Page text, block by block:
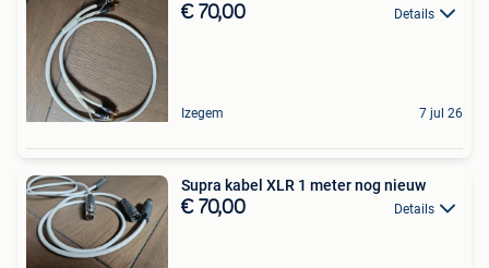
€ 70,00 Details
Izegem 7 jul 26
Supra kabel XLR 1 meter nog nieuw
€ 70,00 Details